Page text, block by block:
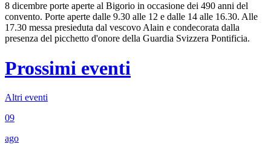
8 dicembre porte aperte al Bigorio in occasione dei 490 anni del
convento. Porte aperte dalle 9.30 alle 12 e dalle 14 alle 16.30. Alle
17.30 messa presieduta dal vescovo Alain e condecorata dalla
presenza del picchetto d'onore della Guardia Svizzera Pontificia.
Prossimi eventi
Altri eventi
09
ago